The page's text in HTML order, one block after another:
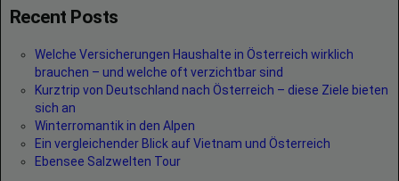
Recent Posts
Welche Versicherungen Haushalte in Österreich wirklich
brauchen – und welche oft verzichtbar sind
Kurztrip von Deutschland nach Österreich – diese Ziele bieten
sich an
Winterromantik in den Alpen
Ein vergleichender Blick auf Vietnam und Österreich
Ebensee Salzwelten Tour